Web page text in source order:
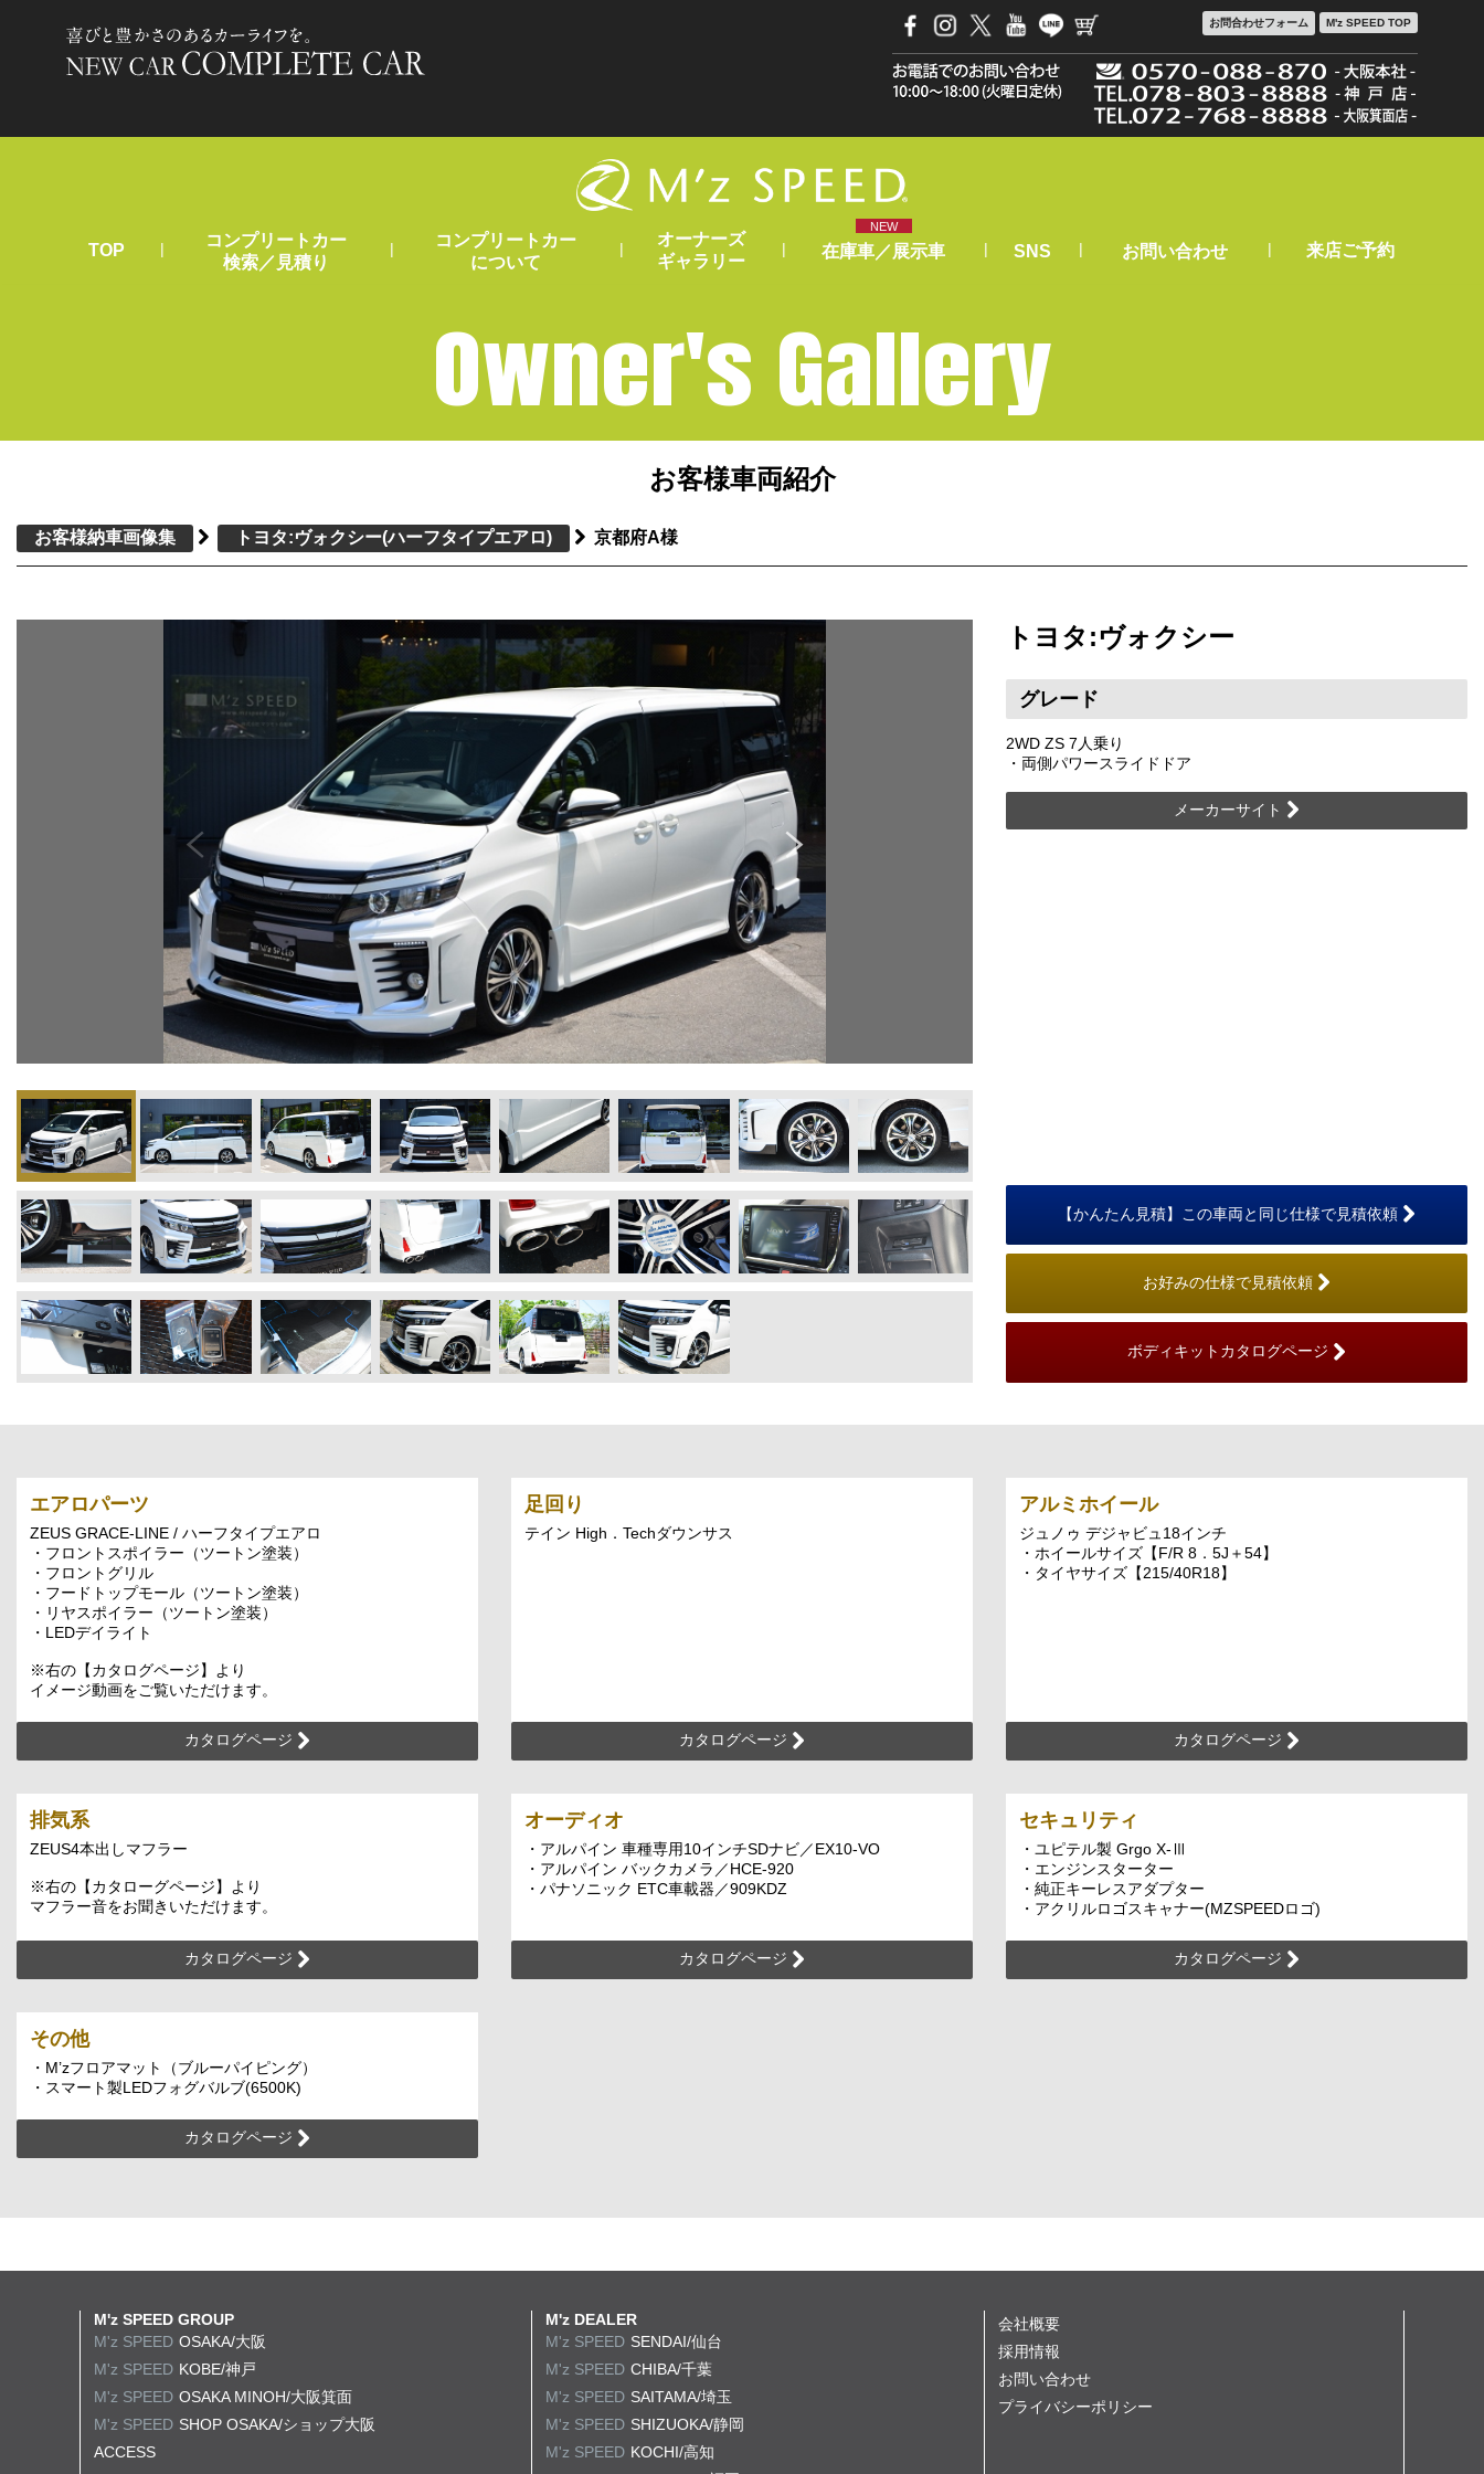
お問合わせフォーム M'z SPEED TOP
TOP |
コンプリートカー
検索／見積り
|
コンプリートカー
について
|
オーナーズ
ギャラリー
|
NEW
在庫車／展示車 | SNS | お問い合わせ | 来店ご予約
Owner's Gallery
お客様車両紹介
お客様納車画像集 トヨタ:ヴォクシー(ハーフタイプエアロ) 京都府A様
トヨタ:ヴォクシー
グレード
2WD ZS 7人乗り
・両側パワースライドドア
メーカーサイト
【かんたん見積】この車両と同じ仕様で見積依頼
お好みの仕様で見積依頼
ボディキットカタログページ
エアロパーツ
ZEUS GRACE-LINE / ハーフタイプエアロ
・フロントスポイラー（ツートン塗装）
・フロントグリル
・フードトップモール（ツートン塗装）
・リヤスポイラー（ツートン塗装）
・LEDデイライト
※右の【カタログページ】より
イメージ動画をご覧いただけます。
カタログページ
足回り
テイン High．Techダウンサス
カタログページ
アルミホイール
ジュノゥ デジャビュ18インチ
・ホイールサイズ【F/R 8．5J＋54】
・タイヤサイズ【215/40R18】
カタログページ
排気系
ZEUS4本出しマフラー
※右の【カタローグページ】より
マフラー音をお聞きいただけます。
カタログページ
オーディオ
・アルパイン 車種専用10インチSDナビ／EX10-VO
・アルパイン バックカメラ／HCE-920
・パナソニック ETC車載器／909KDZ
カタログページ
セキュリティ
・ユピテル製 Grgo X-Ⅲ
・エンジンスターター
・純正キーレスアダプター
・アクリルロゴスキャナー(MZSPEEDロゴ)
カタログページ
その他
・M’zフロアマット（ブルーパイピング）
・スマート製LEDフォグバルブ(6500K)
カタログページ
M'z SPEED GROUP
M'z SPEED OSAKA/大阪
M'z SPEED KOBE/神戸
M'z SPEED OSAKA MINOH/大阪箕面
M'z SPEED SHOP OSAKA/ショップ大阪
ACCESS
M'z DEALER
M'z SPEED SENDAI/仙台
M'z SPEED CHIBA/千葉
M'z SPEED SAITAMA/埼玉
M'z SPEED SHIZUOKA/静岡
M'z SPEED KOCHI/高知
会社概要
採用情報
お問い合わせ
プライバシーポリシー